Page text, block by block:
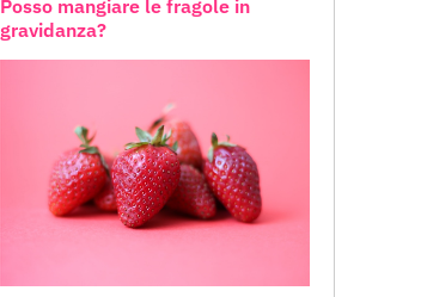
Posso mangiare le fragole in
gravidanza?